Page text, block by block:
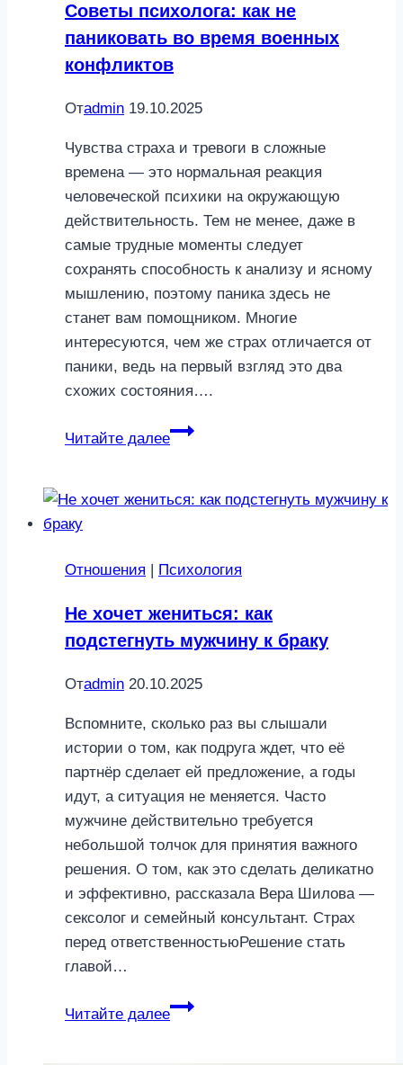
—
плохой
любовник
Советы психолога: как не
паниковать во время военных
конфликтов
Отadmin 19.10.2025
Чувства страха и тревоги в сложные
времена — это нормальная реакция
человеческой психики на окружающую
действительность. Тем не менее, даже в
самые трудные моменты следует
сохранять способность к анализу и ясному
мышлению, поэтому паника здесь не
станет вам помощником. Многие
интересуются, чем же страх отличается от
паники, ведь на первый взгляд это два
схожих состояния….
Читайте далее
Советы
не
время
конфликтов
Отношения Психология
Не хочет жениться: как
подстегнуть мужчину к браку
Отadmin 20.10.2025
Вспомните, сколько раз вы слышали
истории о том, как подруга ждет, что её
партнёр сделает ей предложение, а годы
идут, а ситуация не меняется. Часто
мужчине действительно требуется
небольшой толчок для принятия важного
решения. О том, как это сделать деликатно
и эффективно, рассказала Вера Шилова —
сексолог и семейный консультант. Страх
перед ответственностьюРешение стать
главой…
Читайте далее
Не